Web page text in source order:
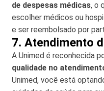
de despesas médicas, o
escolher médicos ou
e ser reembolsado por
7. Atendimento
A Unimed é reconhecida
qualidade no
Unimed, você está